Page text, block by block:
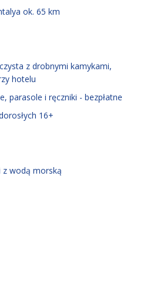
ok. 65 km
z drobnymi kamykami,
hotelu
parasole i ręczniki - bezpłatne
16+
z wodą morską